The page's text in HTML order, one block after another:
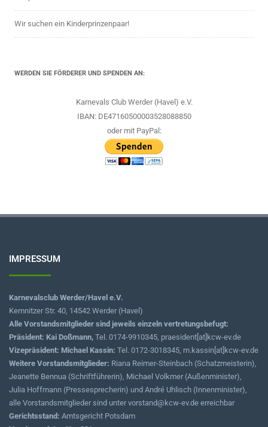
Wir suchen ein Kinderprinzenpaar!
WERDEN SIE FÖRDERER UND SPENDEN AN:
Karnevals Club Werder (Havel) e.V.
IBAN: DE47160500003528088850
oder mit PayPal:
IMPRESSUM
Karnevalsclub Werder/Havel e.V.
Kemnitzer Str. 40, 14542 Werder (Havel)
Alle Vorstandsmitglieder sind jeweils einzeln vertretungsbefugt:
Präsident: Kai Doßmann, Tel. 0174-9910345, praesident[at]kcw-ev.de
Vizepräsident: Michael Kassin: Tel. 0172-3018345, m.kassin[at]kcw-ev.de
Weitere Vorstandsmitglieder: Riana Reimer-Steinbach (Schatzmeisterin),
Jeanette Bennua (Schriftführerin), Michael Volkmer (Außenminister),
Julia Hoffmann (Pressesprecherin) und André Uhlisch (Innenminister),
alle Vorstandsmitglieder sind unter vorstand@kcw-ev.de erreichbar
Gerichtsstand: Amtsgericht Potsdam